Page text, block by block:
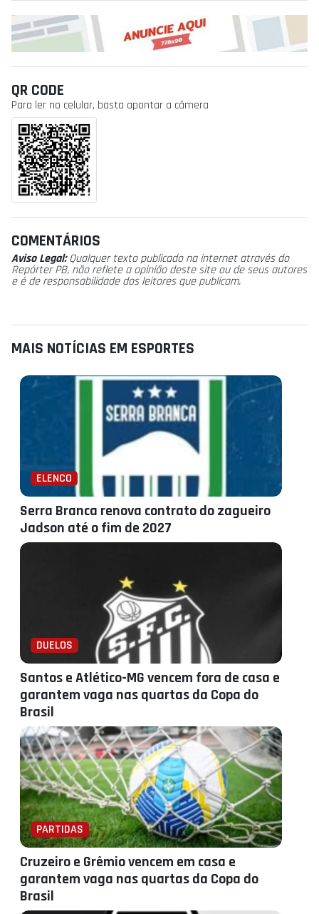
QR CODE
Para ler no celular, basta apontar a câmera
COMENTÁRIOS
Aviso Legal:Qualquer texto publicado na internet através do
Repórter PB, não reflete a opinião deste site ou de seus autores
e é de responsabilidade dos leitores que publicam.
MAIS NOTÍCIAS EM ESPORTES
ELENCO
Serra Branca renova contrato do zagueiro
Jadson até o fim de 2027
DUELOS
Santos e Atlético-MG vencem fora de casa e
garantem vaga nas quartas da Copa do
Brasil
PARTIDAS
Cruzeiro e Grêmio vencem em casa e
garantem vaga nas quartas da Copa do
Brasil